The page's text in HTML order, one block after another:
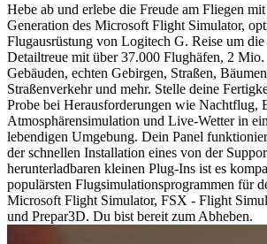
Hebe ab und erlebe die Freude am Fliegen mit
Generation des Microsoft Flight Simulator,
Flugausrüstung von Logitech G. Reise um
Detailtreue mit über 37.000 Flughäfen, 2
Gebäuden, echten Gebirgen, Straßen,
Straßenverkehr und mehr. Stelle deine
Probe bei Herausforderungen wie Nachtflug,
Atmosphärensimulation und Live-Wetter in
lebendigen Umgebung. Dein Panel
der schnellen Installation eines von der
herunterladbaren kleinen Plug-Ins ist es
populärsten Flugsimulationsprogrammen für
Microsoft Flight Simulator, FSX - Flight
und Prepar3D. Du bist bereit zum Abheben.